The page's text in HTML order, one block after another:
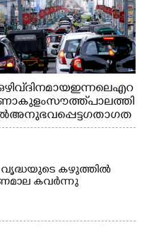
ദിനമായ ഇന്നലെ എറ
സൗത്ത് പാലത്തി
അനുഭവപ്പെട്ട ഗതാഗത
വൃദ്ധയുടെ കഴുത്തിൽ
കവർന്നു